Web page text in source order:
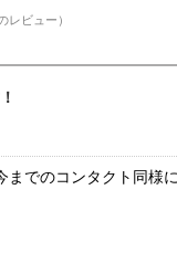
ビュー）
までのコンタクト同様